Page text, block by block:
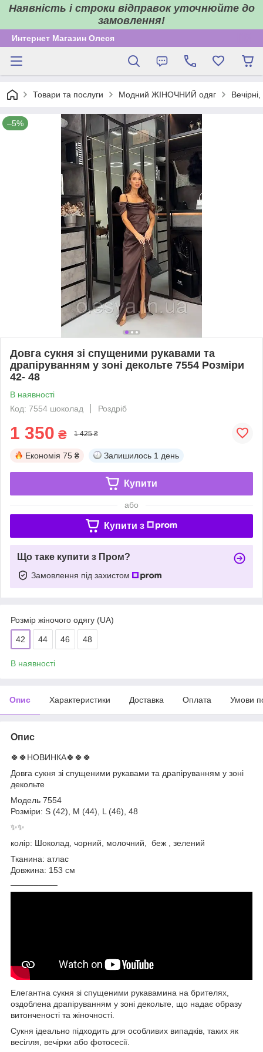
Наявність і строки відправок уточнюйте до
замовлення!
Интернет Магазин Олеся
Товари та послуги Модний ЖІНОЧНИЙ одяг
–5%
Довга сукня зі спущеними рукавами та
драпіруванням у зоні декольте 7554 Розміри
42- 48
В наявності
Код: 7554 шоколад
Роздріб
1 350 ₴ 1 425 ₴
Економія 75 ₴ Залишилось 1 день
Купити
або
Купити з
Що таке купити з Пром?
Замовлення під захистом
Розмір жіночого одягу (UA)
42 44 46 48
В наявності
Опис Характеристики Доставка Оплата Умови
Опис
🍀🍀НОВИНКА🍀🍀🍀
Довга сукня зі спущеними рукавами та драпіруванням у зоні
декольте
Модель 7554
Розміри: S (42), M (44), L (46), 48
✨✨
колір: Шоколад, чорний, молочний, беж , зелений
Тканина: атлас
Довжина: 153 см
Елегантна сукня зі спущеними рукавамина на брителях,
оздоблена драпіруванням у зоні декольте, що надає образу
витонченості та жіночності.
Сукня ідеально підходить для особливих випадків, таких як
весілля, вечірки або фотосесії.